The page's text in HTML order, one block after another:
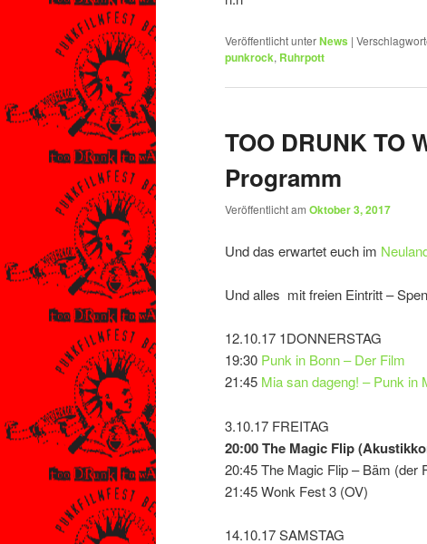
Veröffentlicht unterNews |
punkrock, Ruhrpott
TOO DRUNK TO
Programm
Veröffentlicht am Oktober 3, 2017
Und das erwartet euch im
Und alles mit freien Eintritt –
12.10.17 1DONNERSTAG
19:30 Punk in Bonn – Der Film
21:45 Mia san dageng! – Punk in
3.10.17 FREITAG
20:00 The Magic Flip
20:45 The Magic Flip – Bäm (der
21:45 Wonk Fest 3 (OV)
14.10.17 SAMSTAG